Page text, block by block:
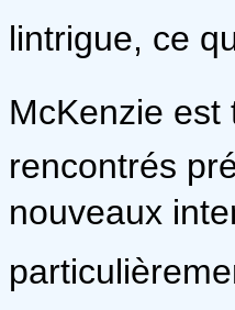
lintrigue, ce
McKenzie est
rencontrés
nouveaux